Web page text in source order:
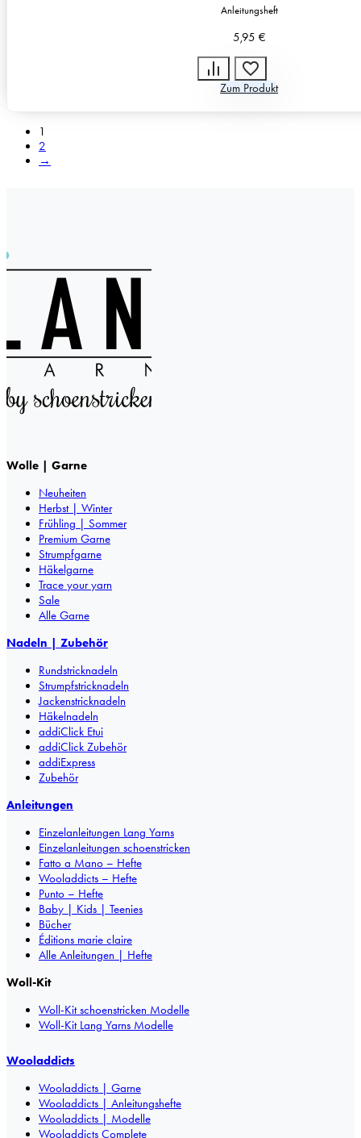
Anleitungsheft
5,95 €
Zum Produkt
1
2
→
Wolle | Garne
Neuheiten
Herbst | Winter
Frühling | Sommer
Premium Garne
Strumpfgarne
Häkelgarne
Trace your yarn
Sale
Alle Garne
Nadeln | Zubehör
Rundstricknadeln
Strumpfstricknadeln
Jackenstricknadeln
Häkelnadeln
addiClick Etui
addiClick Zubehör
addiExpress
Zubehör
Anleitungen
Einzelanleitungen Lang Yarns
Einzelanleitungen schoenstricken
Fatto a Mano – Hefte
Wooladdicts – Hefte
Punto – Hefte
Baby | Kids | Teenies
Bücher
Éditions marie claire
Alle Anleitungen | Hefte
Woll-Kit
Woll-Kit schoenstricken Modelle
Woll-Kit Lang Yarns Modelle
Wooladdicts
Wooladdicts | Garne
Wooladdicts | Anleitungshefte
Wooladdicts | Modelle
Wooladdicts Complete